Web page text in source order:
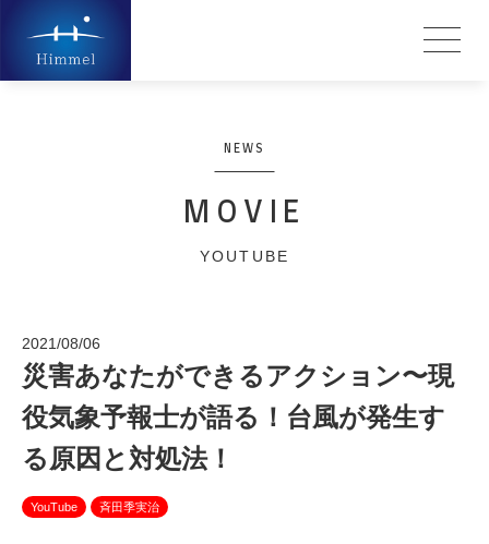
NEWS
MOVIE
YOUTUBE
2021/08/06
災害あなたができるアクション〜現
役気象予報士が語る！台風が発生す
る原因と対処法！
YouTube 斉田季実治